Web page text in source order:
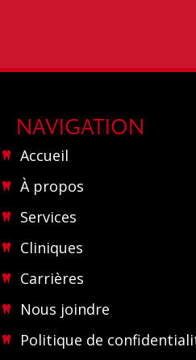
NAVIGATION
Accueil
À propos
Services
Cliniques
Carrières
Nous joindre
Politique de